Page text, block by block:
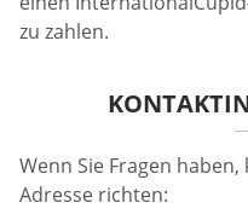
zu zahlen.
Wenn Sie Fragen
Adresse richten: